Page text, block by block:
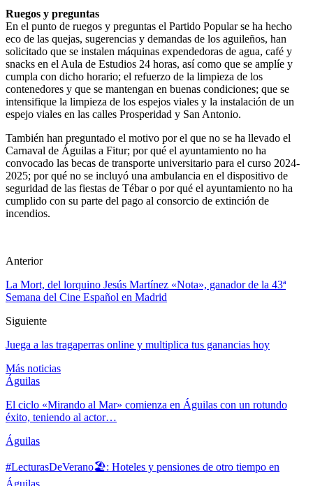
Ruegos y preguntas
En el punto de ruegos y preguntas el Partido Popular se ha hecho
eco de las quejas, sugerencias y demandas de los aguileños, han
solicitado que se instalen máquinas expendedoras de agua, café y
snacks en el Aula de Estudios 24 horas, así como que se amplíe y
cumpla con dicho horario; el refuerzo de la limpieza de los
contenedores y que se mantengan en buenas condiciones; que se
intensifique la limpieza de los espejos viales y la instalación de un
espejo viales en las calles Prosperidad y San Antonio.
También han preguntado el motivo por el que no se ha llevado el
Carnaval de Águilas a Fitur; por qué el ayuntamiento no ha
convocado las becas de transporte universitario para el curso 2024-
2025; por qué no se incluyó una ambulancia en el dispositivo de
seguridad de las fiestas de Tébar o por qué el ayuntamiento no ha
cumplido con su parte del pago al consorcio de extinción de
incendios.
Anterior
La Mort, del lorquino Jesús Martínez «Nota», ganador de la 43ª
Semana del Cine Español en Madrid
Siguiente
Juega a las tragaperras online y multiplica tus ganancias hoy
Más noticias
Águilas
El ciclo «Mirando al Mar» comienza en Águilas con un rotundo
éxito, teniendo al actor…
Águilas
#LecturasDeVerano🏖: Hoteles y pensiones de otro tiempo en
Águilas